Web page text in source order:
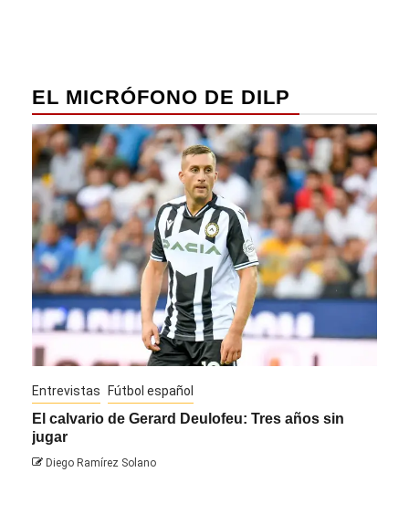
EL MICRÓFONO DE DILP
Entrevistas Fútbol español
El calvario de Gerard Deulofeu: Tres años sin
jugar
Diego Ramírez Solano